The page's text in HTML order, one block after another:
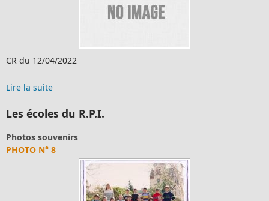
CR du 12/04/2022
Lire la suite
Les écoles du R.P.I.
Photos souvenirs
PHOTO N° 8